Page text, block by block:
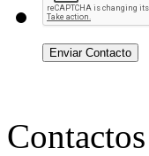
Enviar Contacto
Contactos